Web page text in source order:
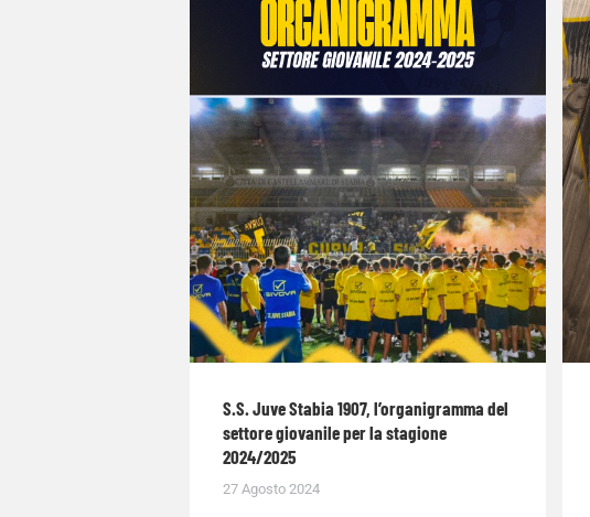
S.S. Juve Stabia 1907, l’organigramma del
settore giovanile per la stagione
2024/2025
27 Agosto 2024